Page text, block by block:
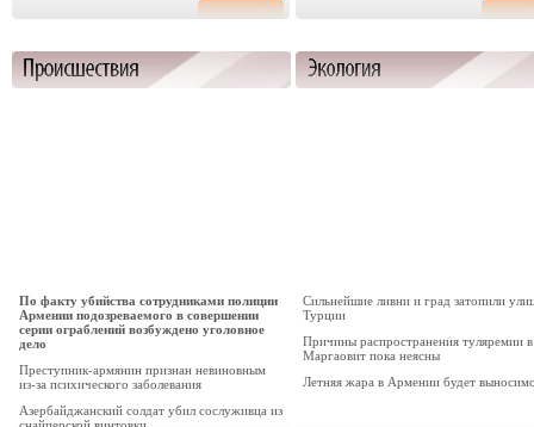
По факту убийства сотрудниками полиции
Армении подозреваемого в совершении
серии ограблений возбуждено уголовное
дело
Преступник-армянин признан невиновным
из-за психического заболевания
Азербайджанский солдат убил сослуживца из
Сильнейшие ливни и град затопили
Турции
Причины распространения туляремии в
Маргаовит пока неясны
Летняя жара в Армении будет